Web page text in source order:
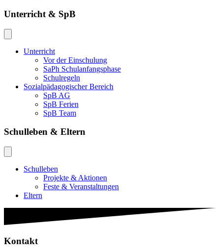
Unterricht & SpB
Unterricht
Vor der Einschulung
SaPh Schulanfangsphase
Schulregeln
Sozialpädagogischer Bereich
SpB AG
SpB Ferien
SpB Team
Schulleben & Eltern
Schulleben
Projekte & Aktionen
Feste & Veranstaltungen
Eltern
Kontakt